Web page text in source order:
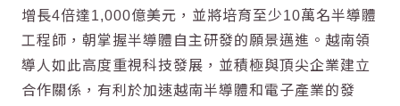
增長4倍達1,000億美元，並將培育至少10萬名半導體
工程師，朝掌握半導體自主研發的願景邁進。越南領
導人如此高度重視科技發展，並積極與頂尖企業建立
合作關係，有利於加速越南半導體和電子產業的發